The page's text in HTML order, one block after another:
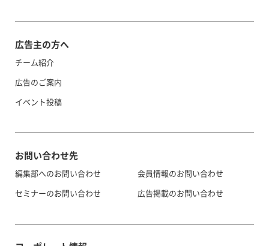
広告主の方へ
チーム紹介
広告のご案内
イベント投稿
お問い合わせ先
編集部へのお問い合わせ
セミナーのお問い合わせ
会員情報のお問い合わせ
広告掲載のお問い合わせ